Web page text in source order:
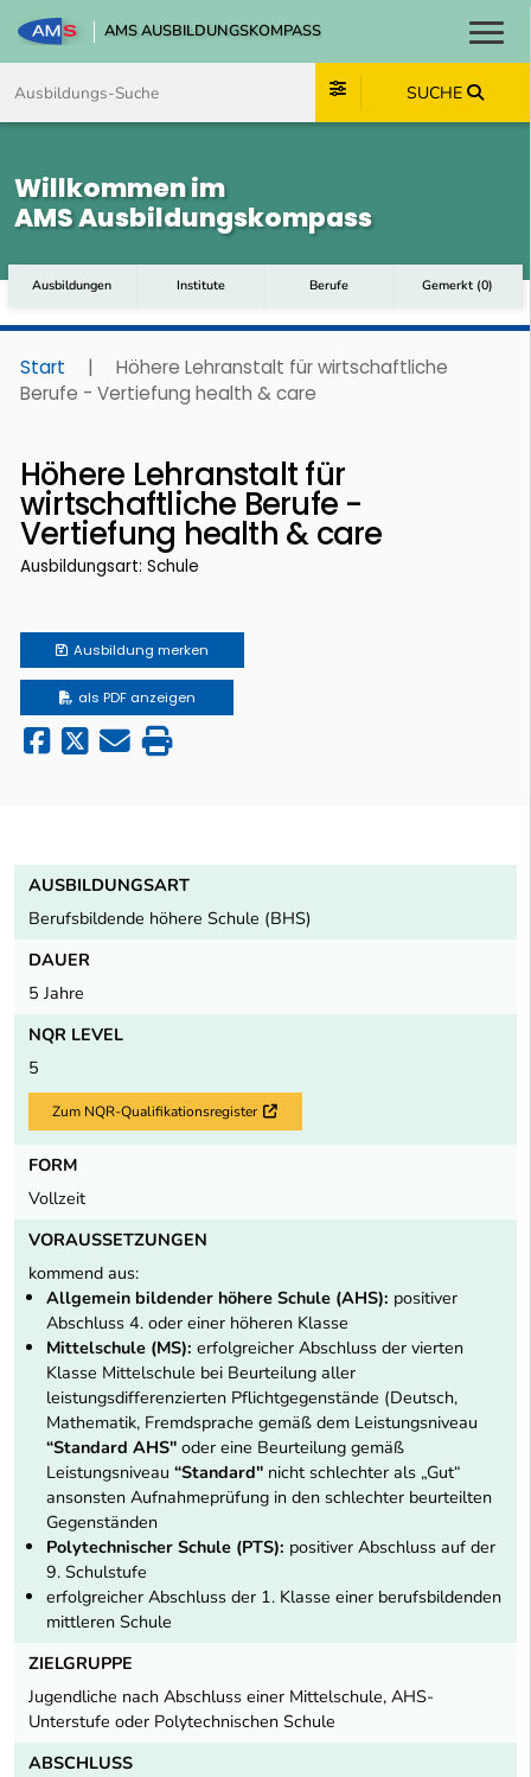
AMS AUSBILDUNGSKOMPASS
SUCHE
Willkommen im
AMS Ausbildungskompass
Ausbildungen Institute Berufe Gemerkt (0)
Start |
Höhere Lehranstalt für wirtschaftliche
Berufe - Vertiefung health & care
Höhere Lehranstalt für
wirtschaftliche Berufe -
Vertiefung health & care
Ausbildungsart: Schule
Ausbildung merken
als PDF anzeigen
AUSBILDUNGSART
Berufsbildende höhere Schule (BHS)
DAUER
5 Jahre
NQR LEVEL
5
Zum NQR-Qualifikationsregister Externer Link
FORM
Vollzeit
VORAUSSETZUNGEN
kommend aus:
Allgemein bildender höhere Schule (AHS): positiver
Abschluss 4. oder einer höheren Klasse
Mittelschule (MS): erfolgreicher Abschluss der vierten
Klasse Mittelschule bei Beurteilung aller
leistungsdifferenzierten Pflichtgegenstände (Deutsch,
Mathematik, Fremdsprache gemäß dem Leistungsniveau
“Standard AHS" oder eine Beurteilung gemäß
Leistungsniveau “Standard" nicht schlechter als „Gut“
ansonsten Aufnahmeprüfung in den schlechter beurteilten
Gegenständen
Polytechnischer Schule (PTS): positiver Abschluss auf der
9. Schulstufe
erfolgreicher Abschluss der 1. Klasse einer berufsbildenden
mittleren Schule
ZIELGRUPPE
Jugendliche nach Abschluss einer Mittelschule, AHS-
Unterstufe oder Polytechnischen Schule
ABSCHLUSS